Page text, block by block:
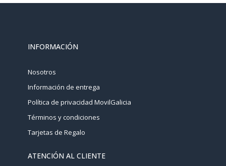
INFORMACIÓN
Nosotros
Información de entrega
Política de privacidad MovilGalicia
Términos y condiciones
Tarjetas de Regalo
ATENCIÓN AL CLIENTE